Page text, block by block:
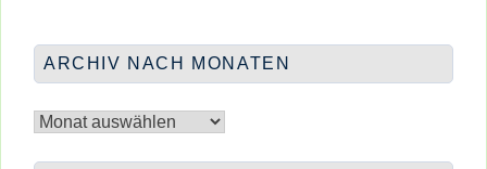
ARCHIV NACH MONATEN
nach